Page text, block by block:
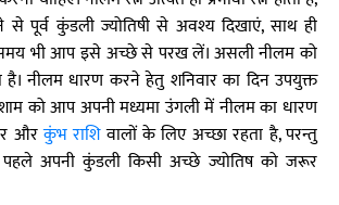
पूर्व कुंडली ज्योतिषी से अवश्य दिखाएं, साथ ही
भी आप इसे अच्छे से परख लें। असली नीलम को
है। नीलम धारण करने हेतु शनिवार का दिन उपयुक्त
शाम को आप अपनी मध्यमा उंगली में नीलम का धारण
औरकुंभ राशिवालों के लिए अच्छा रहता है, परन्तु
अपनी कुंडली किसी अच्छे ज्योतिष को जरूर